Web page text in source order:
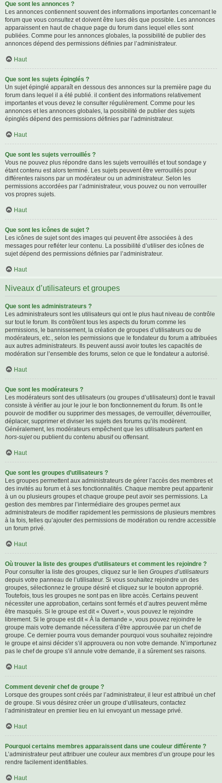
Que sont les annonces ?
Les annonces contiennent souvent des informations importantes concernant le
forum que vous consultez et doivent être lues dès que possible. Les annonces
apparaissent en haut de chaque page du forum dans lequel elles sont
publiées. Comme pour les annonces globales, la possibilité de publier des
annonces dépend des permissions définies par l’administrateur.
Haut
Que sont les sujets épinglés ?
Un sujet épinglé apparaît en dessous des annonces sur la première page du
forum dans lequel il a été publié. il contient des informations relativement
importantes et vous devez le consulter régulièrement. Comme pour les
annonces et les annonces globales, la possibilité de publier des sujets
épinglés dépend des permissions définies par l’administrateur.
Haut
Que sont les sujets verrouillés ?
Vous ne pouvez plus répondre dans les sujets verrouillés et tout sondage y
étant contenu est alors terminé. Les sujets peuvent être verrouillés pour
différentes raisons par un modérateur ou un administrateur. Selon les
permissions accordées par l’administrateur, vous pouvez ou non verrouiller
vos propres sujets.
Haut
Que sont les icônes de sujet ?
Les icônes de sujet sont des images qui peuvent être associées à des
messages pour refléter leur contenu. La possibilité d’utiliser des icônes de
sujet dépend des permissions définies par l’administrateur.
Haut
Niveaux d’utilisateurs et groupes
Que sont les administrateurs ?
Les administrateurs sont les utilisateurs qui ont le plus haut niveau de contrôle
sur tout le forum. Ils contrôlent tous les aspects du forum comme les
permissions, le bannissement, la création de groupes d’utilisateurs ou de
modérateurs, etc., selon les permissions que le fondateur du forum a attribuées
aux autres administrateurs. Ils peuvent aussi avoir toutes les capacités de
modération sur l’ensemble des forums, selon ce que le fondateur a autorisé.
Haut
Que sont les modérateurs ?
Les modérateurs sont des utilisateurs (ou groupes d’utilisateurs) dont le travail
consiste à vérifier au jour le jour le bon fonctionnement du forum. Ils ont le
pouvoir de modifier ou supprimer des messages, de verrouiller, déverrouiller,
déplacer, supprimer et diviser les sujets des forums qu’ils modèrent.
Généralement, les modérateurs empêchent que les utilisateurs partent en
hors-sujetou publient du contenu abusif ou offensant.
Haut
Que sont les groupes d’utilisateurs ?
Les groupes permettent aux administrateurs de gérer l’accès des membres et
des invités au forum et à ses fonctionnalités. Chaque membre peut appartenir
à un ou plusieurs groupes et chaque groupe peut avoir ses permissions. La
gestion des membres par l’intermédiaire des groupes permet aux
administrateurs de modifier rapidement les permissions de plusieurs membres
à la fois, telles qu’ajouter des permissions de modération ou rendre accessible
un forum privé.
Haut
Où trouver la liste des groupes d’utilisateurs et comment les rejoindre ?
Pour consulter la liste des groupes, cliquez sur le lien Groupes d’utilisateurs
depuis votre panneau de l’utilisateur. Si vous souhaitez rejoindre un des
groupes, sélectionnez le groupe désiré et cliquez sur le bouton approprié.
Toutefois, tous les groupes ne sont pas en libre accès. Certains peuvent
nécessiter une approbation, certains sont fermés et d’autres peuvent même
être masqués. Si le groupe est dit « Ouvert », vous pouvez le rejoindre
librement. Si le groupe est dit « À la demande », vous pouvez rejoindre le
groupe mais votre demande nécessitera d’être approuvée par un chef de
groupe. Ce dernier pourra vous demander pourquoi vous souhaitez rejoindre
le groupe et ainsi décider s’il approuvera ou non votre demande. N’importunez
pas le chef de groupe s’il annule votre demande, il a sûrement ses raisons.
Haut
Comment devenir chef de groupe ?
Lorsque des groupes sont créés par l’administrateur, il leur est attribué un chef
de groupe. Si vous désirez créer un groupe d’utilisateurs, contactez
l’administrateur en premier lieu en lui envoyant un message privé.
Haut
Pourquoi certains membres apparaissent dans une couleur différente ?
L’administrateur peut attribuer une couleur aux membres d’un groupe pour les
rendre facilement identifiables.
Haut